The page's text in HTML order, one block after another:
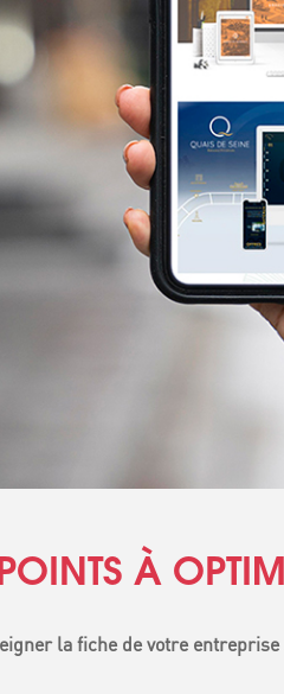
À
la fiche de votre